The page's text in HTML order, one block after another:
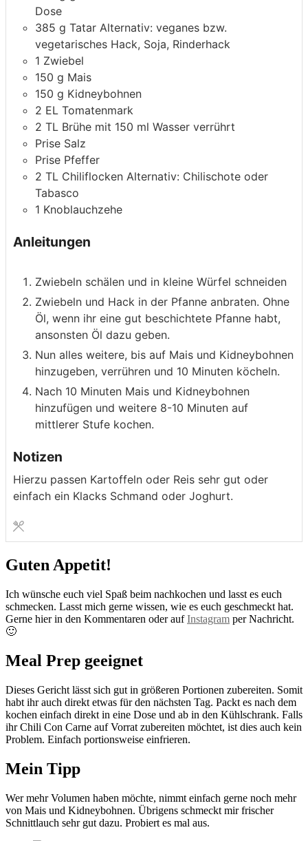
Dose
385 g Tatar Alternativ: veganes bzw.
vegetarisches Hack, Soja, Rinderhack
1 Zwiebel
150 g Mais
150 g Kidneybohnen
2 EL Tomatenmark
2 TL Brühe mit 150 ml Wasser verrührt
Prise Salz
Prise Pfeffer
2 TL Chiliflocken Alternativ: Chilischote oder
Tabasco
1 Knoblauchzehe
Anleitungen
Zwiebeln schälen und in kleine Würfel schneiden
Zwiebeln und Hack in der Pfanne anbraten. Ohne
Öl, wenn ihr eine gut beschichtete Pfanne habt,
ansonsten Öl dazu geben.
Nun alles weitere, bis auf Mais und Kidneybohnen
hinzugeben, verrühren und 10 Minuten köcheln.
Nach 10 Minuten Mais und Kidneybohnen
hinzufügen und weitere 8-10 Minuten auf
mittlerer Stufe kochen.
Notizen
Hierzu passen Kartoffeln oder Reis sehr gut oder
einfach ein Klacks Schmand oder Joghurt.
Guten Appetit!
Ich wünsche euch viel Spaß beim nachkochen und lasst es euch
schmecken. Lasst mich gerne wissen, wie es euch geschmeckt hat.
Gerne hier in den Kommentaren oder aufInstagram per Nachricht.
🙂
Meal Prep geeignet
Dieses Gericht lässt sich gut in größeren Portionen zubereiten. Somit
habt ihr auch direkt etwas für den nächsten Tag. Packt es nach dem
kochen einfach direkt in eine Dose und ab in den Kühlschrank. Falls
ihr Chili Con Carne auf Vorrat zubereiten möchtet, ist dies auch kein
Problem. Einfach portionsweise einfrieren.
Mein Tipp
Wer mehr Volumen haben möchte, nimmt einfach gerne noch mehr
von Mais und Kidneybohnen. Übrigens schmeckt mir frischer
Schnittlauch sehr gut dazu. Probiert es mal aus.